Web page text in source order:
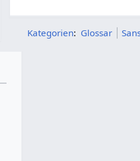
Kategorien: Glossar